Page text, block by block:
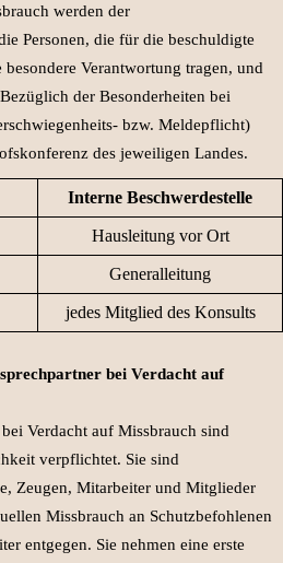
werden der
Personen, die für die beschuldigte
Verantwortung tragen, und
der Besonderheiten bei
bzw. Meldepflicht)
des jeweiligen Landes.
Interne Beschwerdestelle
Hausleitung vor Ort
Generalleitung
jedes Mitglied des Konsults
bei Verdacht auf
Verdacht auf Missbrauch sind
verpflichtet. Sie sind
Zeugen, Mitarbeiter und Mitglieder
Missbrauch an Schutzbefohlenen
entgegen. Sie nehmen eine erste